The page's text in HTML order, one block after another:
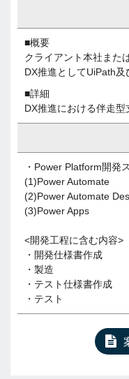
■概要
クライアント本社また
DX推進としてUiPath
■詳細
DX推進における伴走型
・Power Platform開発
(1)Power Automate
(2)Power Automate
(3)Power Apps
<開発工程に含む内容>
・開発仕様書作成
・製造
・テスト仕様書作成
・テスト